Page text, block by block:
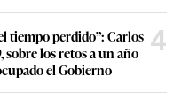
tiempo perdido”: Carlos
sobre los retos a un año
el Gobierno
4